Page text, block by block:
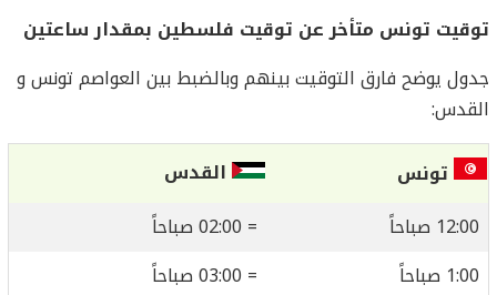
توقيت تونس متأخر عن توقيت فلسطين بمقدار ساعتين
جدول يوضح فارق التوقيت بينهم وبالضبط بين العواصم تونس و
القدس:
تونس
القدس
12:00 صباحاً
= 02:00 صباحاً
1:00 صباحاً
= 03:00 صباحاً